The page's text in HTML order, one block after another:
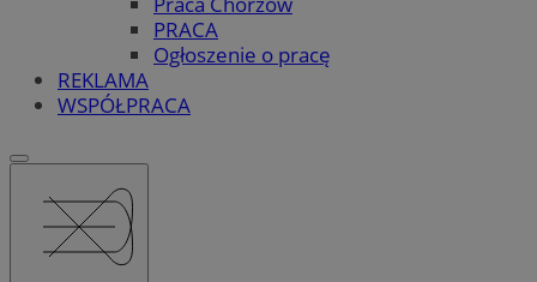
PRACA
Ogłoszenie o pracę
REKLAMA
WSPÓŁPRACA